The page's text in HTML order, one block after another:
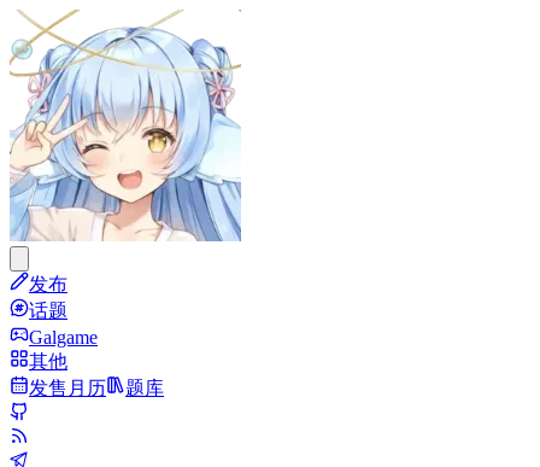
发布
话题
Galgame
其他
发售月历
题库